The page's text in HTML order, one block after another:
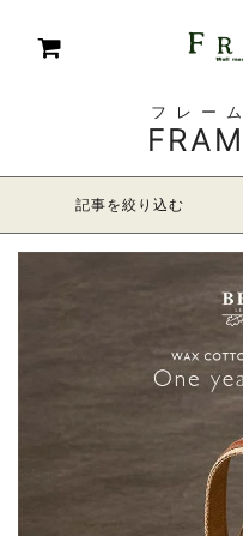
フレー
記事を絞り込む